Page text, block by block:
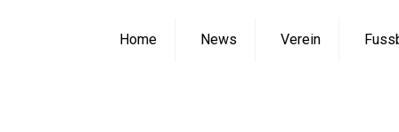
Home News Verein